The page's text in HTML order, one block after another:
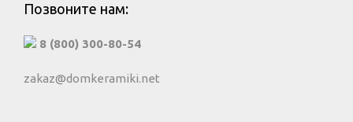
Позвоните нам:
8 (800) 300-80-54
zakaz@domkeramiki.net